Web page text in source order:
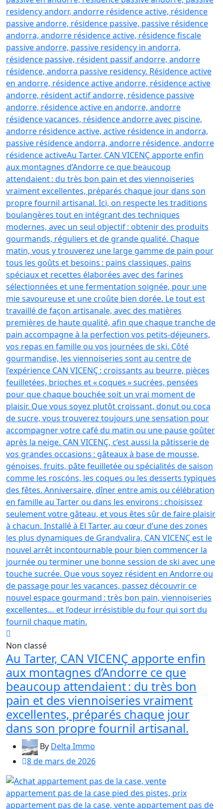
Non classé
Au Tarter, CAN VICENÇ apporte enfin
aux montagnes d’Andorre ce que
beaucoup attendaient : du très bon
pain et des viennoiseries vraiment
excellentes, préparés chaque jour
dans son propre fournil artisanal.
By Delta Immo
8 de mars de 2026